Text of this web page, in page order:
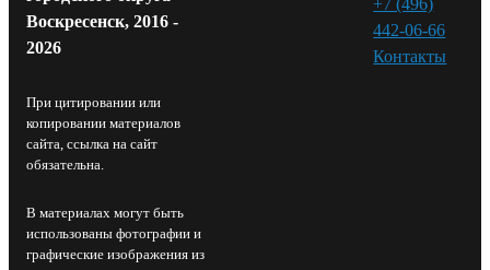
Воскресенск, 2016 -
2026
При цитировании или
копировании материалов
сайта, ссылка на сайт
обязательна.
В материалах могут быть
использованы фотографии и
графические изображения из
442-06-66
Контакты⁠